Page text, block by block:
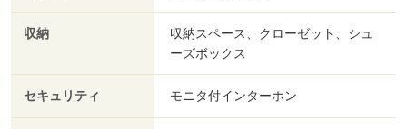
収納
収納スペース、クローゼット、シュ
ーズボックス
セキュリティ モニタ付インターホン